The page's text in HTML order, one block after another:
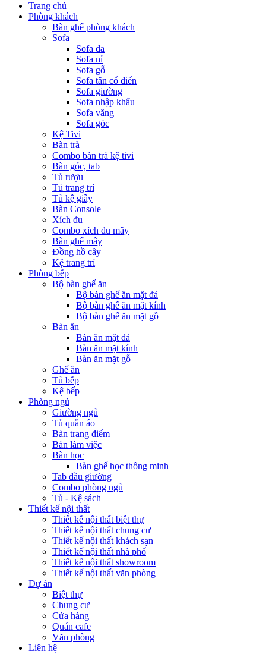
Trang chủ
Phòng khách
Bàn ghế phòng khách
Sofa
Sofa da
Sofa nỉ
Sofa gỗ
Sofa tân cổ điển
Sofa giường
Sofa nhập khẩu
Sofa văng
Sofa góc
Kệ Tivi
Bàn trà
Combo bàn trà kệ tivi
Bàn góc, tab
Tủ rượu
Tủ trang trí
Tủ kệ giầy
Bàn Console
Xích đu
Combo xích đu mây
Bàn ghế mây
Đồng hồ cây
Kệ trang trí
Phòng bếp
Bộ bàn ghế ăn
Bộ bàn ghế ăn mặt đá
Bộ bàn ghế ăn mặt kính
Bộ bàn ghế ăn mặt gỗ
Bàn ăn
Bàn ăn mặt đá
Bàn ăn mặt kính
Bàn ăn mặt gỗ
Ghế ăn
Tủ bếp
Kệ bếp
Phòng ngủ
Giường ngủ
Tủ quần áo
Bàn trang điểm
Bàn làm việc
Bàn học
Bàn ghế học thông minh
Tab đầu giường
Combo phòng ngủ
Tủ - Kệ sách
Thiết kế nội thất
Thiết kế nội thất biệt thự
Thiết kế nội thất chung cư
Thiết kế nội thất khách sạn
Thiết kế nội thất nhà phố
Thiết kế nội thất showroom
Thiết kế nội thất văn phòng
Dự án
Biệt thự
Chung cư
Cửa hàng
Quán cafe
Văn phòng
Liên hệ